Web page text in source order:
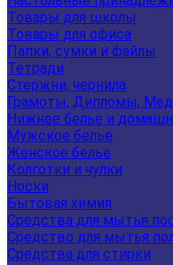
Товары для школы
Товары для офиса
Папки, сумки и файлы
Тетради
Стержни, чернила
Грамоты, Дипломы,
Нижнее белье и
Мужское белье
Женское белье
Колготки и чулки
Носки
Бытовая химия
Средства для мытья
Средство для мытья
Средства для стирки